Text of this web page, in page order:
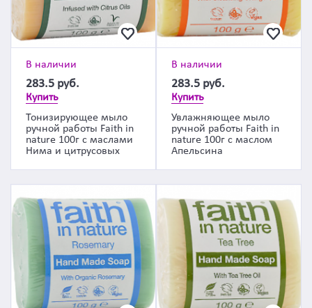
В наличии
283.5 руб.
Купить
Тонизирующее мыло
ручной работы Faith in
nature 100г с маслами
Нима и цитрусовых
В наличии
283.5 руб.
Купить
Увлажняющее мыло
ручной работы Faith in
nature 100г с маслом
Апельсина